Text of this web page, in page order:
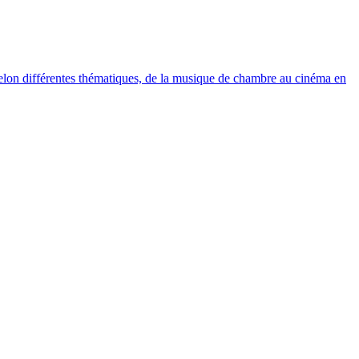
différentes thématiques, de la musique de chambre au cinéma en